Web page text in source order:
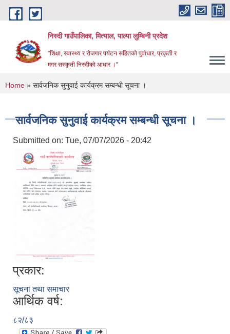
Skip to main content
निस्दी गाउँपालिका, मित्याल, पाल्पा लुम्बिनी प्रदेश
"शिक्षा, स्वास्थ्य र रोजगार पर्यटन सहितको पुर्वाधार, प्रकृती र
मगर सस्कृती निस्दीको आधार ।"
You are here
Home » सार्वजनिक सुनुवाई कार्यक्रम सम्बन्धी सूचना ।
सार्वजनिक सुनुवाई कार्यक्रम सम्बन्धी सूचना ।
Submitted on: Tue, 07/07/2026 - 20:42
प्रकार:
सूचना तथा समाचार
आर्थिक वर्ष:
८२/८३